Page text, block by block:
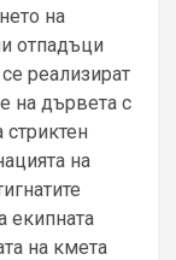
на
отпадъци
реализират
на дървета с
на
екипната
на кмета